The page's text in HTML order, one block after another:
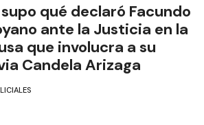
supo qué declaró Facundo
ante la Justicia en la
que involucra a su
Candela Arizaga